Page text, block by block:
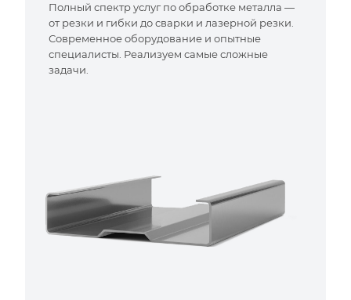
Полный спектр услуг по обработке металла —
от резки и гибки до сварки и лазерной резки.
Современное оборудование и опытные
специалисты. Реализуем самые сложные
задачи.